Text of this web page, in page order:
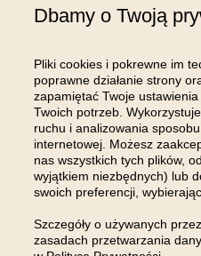
poczty elektronicznej:
OBSŁUGA
MOJE
Dbamy o Twoją
Pliki cookies i pokrewne im
poprawne działanie strony
zapamiętać Twoje
Twoich potrzeb.
ruchu i analizowania
internetowej. Możesz
nas wszystkich tych plików,
wyjątkiem niezbędnych) lub
swoich preferencji,
Szczegóły o używanych
zasadach przetwarzania